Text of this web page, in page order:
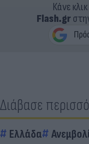
Κάνε
Flash.gr
Διάβασε
Ελλάδα